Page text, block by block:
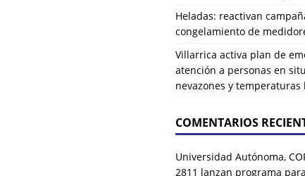
Heladas: reactivan
congelamiento de
Villarrica activa plan de
atención a personas en
nevazones y temperaturas
COMENTARIOS
Universidad Autónoma,
2811 lanzan programa